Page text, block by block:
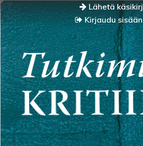
Lähetä
Kirjaudu sisään